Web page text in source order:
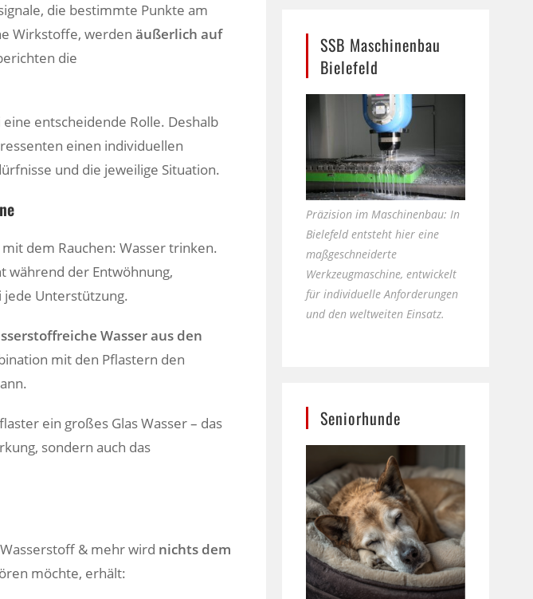
die bestimmte Punkte am
Wirkstoffe, werdenäußerlich auf
die
entscheidende Rolle. Deshalb
einen individuellen
und die jeweilige Situation.
dem Rauchen: Wasser trinken.
während der Entwöhnung,
jede Unterstützung.
Wasser aus den
mit den Pflastern den
ein großes Glas Wasser – das
sondern auch das
& mehr wird nichts dem
möchte, erhält:
SSB Maschinenbau
Bielefeld
Präzision im Maschinenbau: In
Bielefeld entsteht hier eine
maßgeschneiderte
Werkzeugmaschine, entwickelt
für individuelle Anforderungen
und den weltweiten Einsatz.
Seniorhunde